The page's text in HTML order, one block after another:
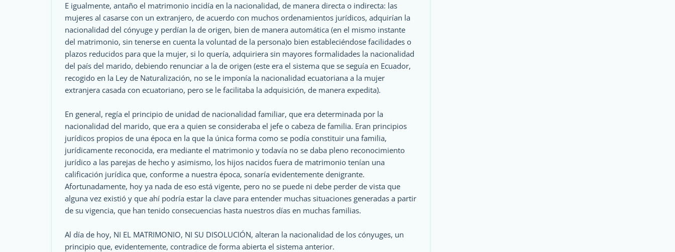
E igualmente, antaño el matrimonio incidía en la nacionalidad, de manera directa o indirecta: las
mujeres al casarse con un extranjero, de acuerdo con muchos ordenamientos jurídicos, adquirían la
nacionalidad del cónyuge y perdían la de origen, bien de manera automática (en el mismo instante
del matrimonio, sin tenerse en cuenta la voluntad de la persona)o bien estableciéndose facilidades o
plazos reducidos para que la mujer, si lo quería, adquiriera sin mayores formalidades la nacionalidad
del país del marido, debiendo renunciar a la de origen (este era el sistema que se seguía en Ecuador,
recogido en la Ley de Naturalización, no se le imponía la nacionalidad ecuatoriana a la mujer
extranjera casada con ecuatoriano, pero se le facilitaba la adquisición, de manera expedita).
En general, regía el principio de unidad de nacionalidad familiar, que era determinada por la
nacionalidad del marido, que era a quien se consideraba el jefe o cabeza de familia. Eran principios
jurídicos propios de una época en la que la única forma como se podía constituir una familia,
jurídicamente reconocida, era mediante el matrimonio y todavía no se daba pleno reconocimiento
jurídico a las parejas de hecho y asimismo, los hijos nacidos fuera de matrimonio tenían una
calificación jurídica que, conforme a nuestra época, sonaría evidentemente denigrante.
Afortunadamente, hoy ya nada de eso está vigente, pero no se puede ni debe perder de vista que
alguna vez existió y que ahí podría estar la clave para entender muchas situaciones generadas a partir
de su vigencia, que han tenido consecuencias hasta nuestros días en muchas familias.
Al día de hoy, NI EL MATRIMONIO, NI SU DISOLUCIÓN, alteran la nacionalidad de los cónyuges, un
principio que, evidentemente, contradice de forma abierta el sistema anterior.